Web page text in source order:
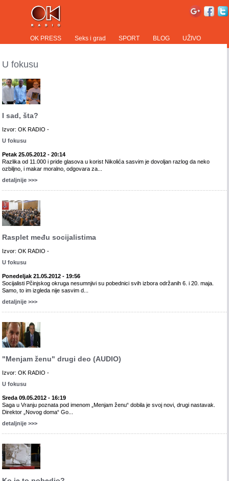
OK PRESS Seks i grad SPORT BLOG UŽIVO
U fokusu
I sad, šta?
Izvor: OK RADIO -
U fokusu
Petak 25.05.2012 - 20:14
Razlika od 11.000 i pride glasova u korist Nikolića sasvim je dovoljan razlog da neko
ozbiljno, i makar moralno, odgovara za...
detaljnije >>>
Rasplet među socijalistima
Izvor: OK RADIO -
U fokusu
Ponedeljak 21.05.2012 - 19:56
Socijalisti Pčinjskog okruga nesumnjivi su pobednici svih izbora održanih 6. i 20. maja.
Samo, to im izgleda nije sasvim d...
detaljnije >>>
"Menjam ženu" drugi deo (AUDIO)
Izvor: OK RADIO -
U fokusu
Sreda 09.05.2012 - 16:19
Saga u Vranju poznata pod imenom „Menjam ženu“ dobila je svoj novi, drugi nastavak.
Direktor „Novog doma“ Go...
detaljnije >>>